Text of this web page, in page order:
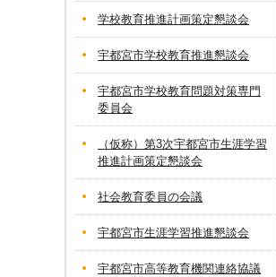
学校教育推進計画策定懇談会
宇都宮市学校教育推進懇談会
宇都宮市学校教育問題対策専門
委員会
（仮称）第3次宇都宮市生涯学習
推進計画策定懇談会
社会教育委員の会議
宇都宮市生涯学習推進懇談会
宇都宮市高等教育機関連絡協議